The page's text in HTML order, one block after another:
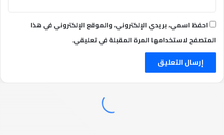
احفظ اسمي، بريدي الإلكتروني، والموقع الإلكتروني في هذا
المتصفح لاستخدامها المرة المقبلة في تعليقي.